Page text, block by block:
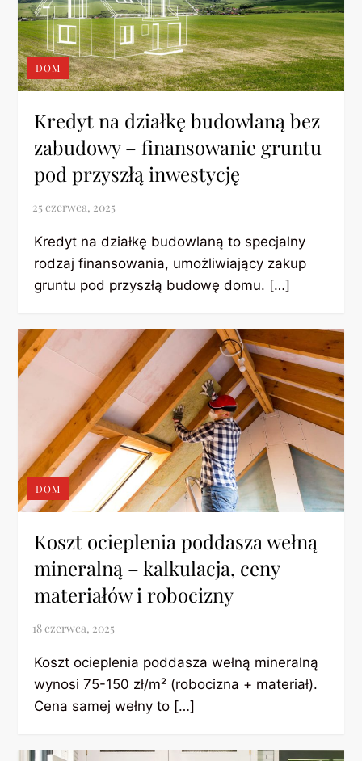
DOM
Kredyt na działkę budowlaną bez
zabudowy – finansowanie gruntu
pod przyszłą inwestycję
Kredyt na działkę budowlaną to specjalny
rodzaj finansowania, umożliwiający zakup
gruntu pod przyszłą budowę domu. […]
DOM
Koszt ocieplenia poddasza wełną
mineralną – kalkulacja, ceny
materiałów i robocizny
Koszt ocieplenia poddasza wełną mineralną
wynosi 75-150 zł/m² (robocizna + materiał).
Cena samej wełny to […]